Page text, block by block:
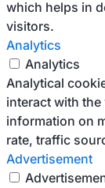
which helps in
visitors.
Analytics
Analytics
Analytical
interact with
information on
rate, traffic
Advertisement